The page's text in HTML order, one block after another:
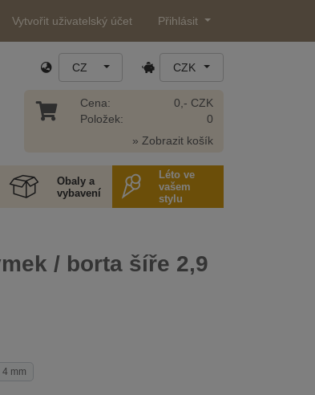
Vytvořit uživatelský účet Přihlásit
CZ CZK
Cena:
Položek:
0,- CZK
0
» Zobrazit košík
Obaly a
vybavení
Léto ve
vašem
stylu
/ borta šíře 2,9
4 mm